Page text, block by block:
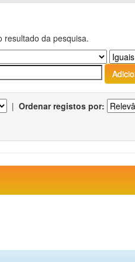
resultado da pesquisa.
| Ordenar registos por: